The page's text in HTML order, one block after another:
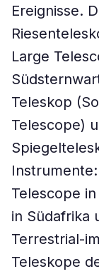
Ereignisse.
Large
Teleskop
Telescope)
Telescope
in Südafrika
Terrestrial-
Teleskope